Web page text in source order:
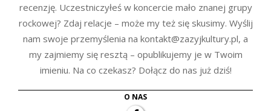
recenzję. Uczestniczyłeś w koncercie mało znanej grupy
rockowej? Zdaj relacje – może my też się skusimy. Wyślij
nam swoje przemyślenia na kontakt@zazyjkultury.pl, a
my zajmiemy się resztą – opublikujemy je w Twoim
imieniu. Na co czekasz? Dołącz do nas już dziś!
O NAS